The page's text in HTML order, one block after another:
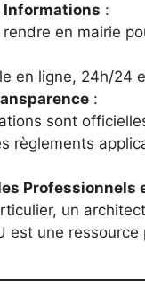
Informations :
en mairie
en ligne, 24h/24
:
sont
règlements
Professionnels
un
est une